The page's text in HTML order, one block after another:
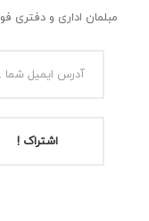
مبلمان اداری و دفتری
اشتراک !